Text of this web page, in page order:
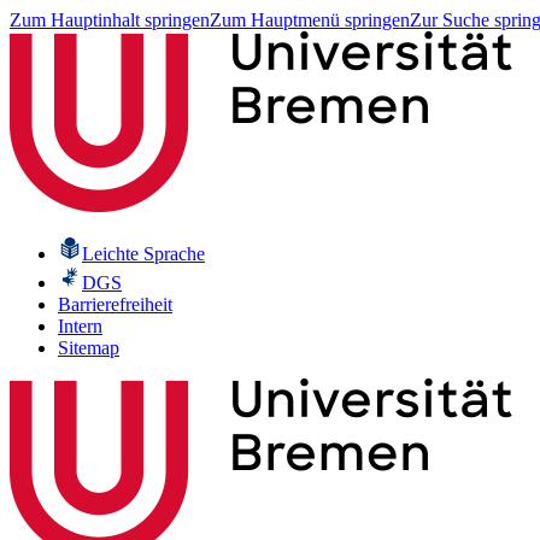
Zum Hauptinhalt springenZum Hauptmenü springenZur Suche
Leichte Sprache
DGS
Barrierefreiheit
Intern
Sitemap